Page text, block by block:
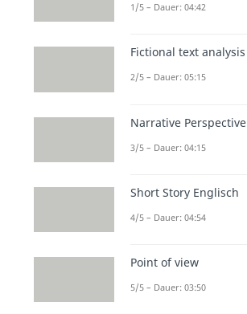
1/5 – Dauer: 04:42
Fictional text analysis
2/5 – Dauer: 05:15
Narrative Perspective
3/5 – Dauer: 04:15
Short Story Englisch
4/5 – Dauer: 04:54
Point of view
5/5 – Dauer: 03:50